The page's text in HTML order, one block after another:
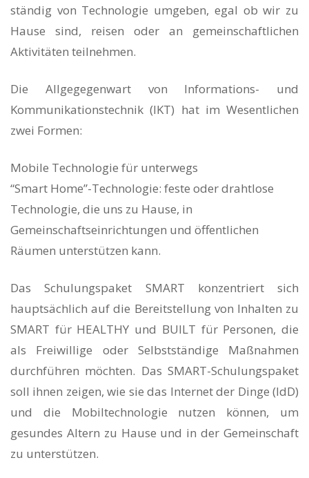
DE
ständig von Technologie umgeben, egal ob wir zu
Hause sind, reisen oder an gemeinschaftlichen
Aktivitäten teilnehmen.
Die Allgegegenwart von Informations- und
Kommunikationstechnik (IKT) hat im Wesentlichen
zwei Formen:
Mobile Technologie für unterwegs
“Smart Home”-Technologie: feste oder drahtlose
Technologie, die uns zu Hause, in
Gemeinschaftseinrichtungen und öffentlichen
Räumen unterstützen kann.
Das Schulungspaket SMART konzentriert sich
hauptsächlich auf die Bereitstellung von Inhalten zu
SMART für HEALTHY und BUILT für Personen, die
als Freiwillige oder Selbstständige Maßnahmen
durchführen möchten. Das SMART-Schulungspaket
soll ihnen zeigen, wie sie das Internet der Dinge (IdD)
und die Mobiltechnologie nutzen können, um
gesundes Altern zu Hause und in der Gemeinschaft
zu unterstützen.